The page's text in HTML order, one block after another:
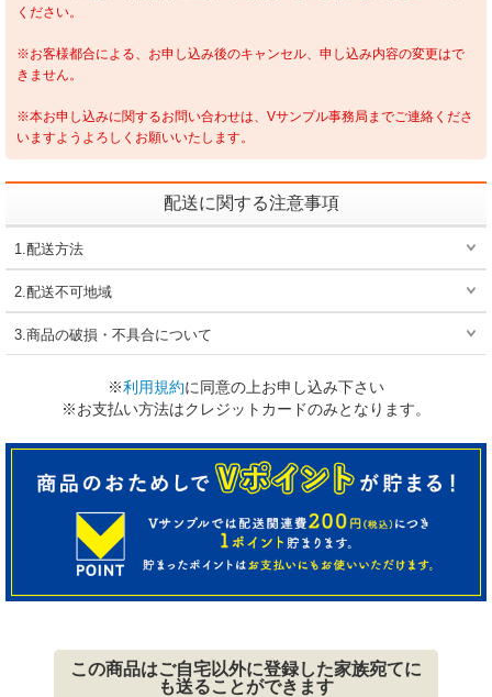
ください。
※お客様都合による、お申し込み後のキャンセル、申し込み内容の変更はで
きません。
※本お申し込みに関するお問い合わせは、Vサンプル事務局までご連絡くださ
いますようよろしくお願いいたします。
配送に関する注意事項
1.配送方法
2.配送不可地域
3.商品の破損・不具合について
※利用規約に同意の上お申し込み下さい
※お支払い方法はクレジットカードのみとなります。
この商品はご自宅以外に登録した家族宛てに
も送ることができます